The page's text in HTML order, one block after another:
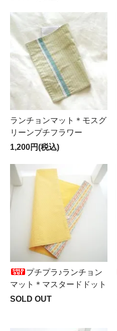
ランチョンマット＊モスグ
リーンプチフラワー
1,200円(税込)
プチプラ♪ランチョン
マット＊マスタードドット
SOLD OUT